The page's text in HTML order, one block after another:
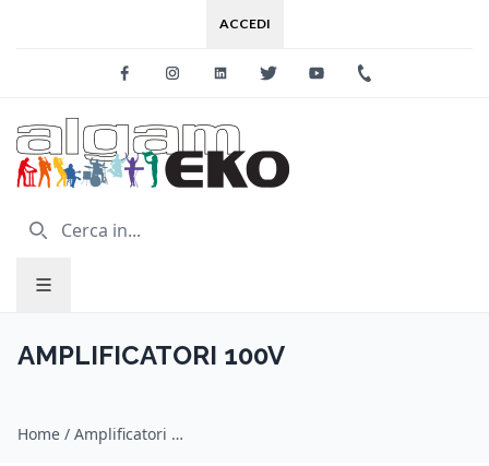
ACCEDI
FacebookInstagramLinkedinTwitter Youtube
AMPLIFICATORI 100V
Home / Amplificatori 100v